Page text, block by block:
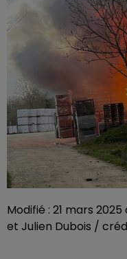
Modifié : 21 mars
et Julien Dubois /